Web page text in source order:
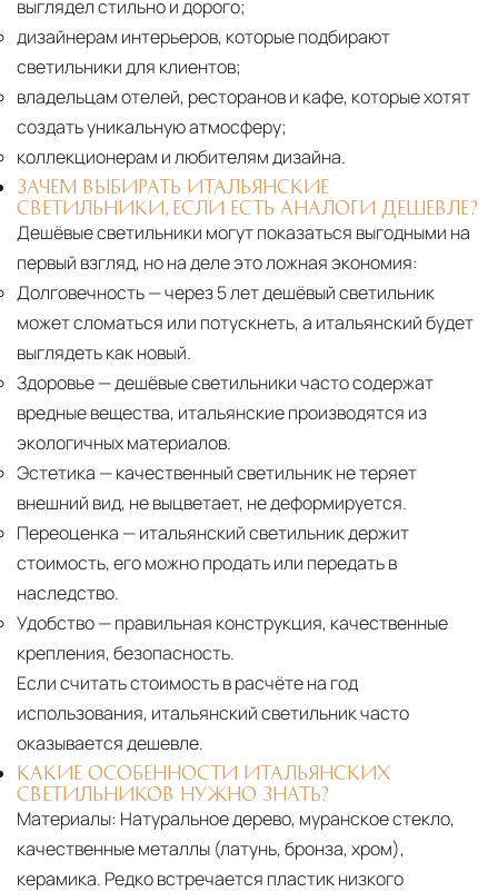
выглядел стильно и дорого;
дизайнерам интерьеров, которые подбирают
светильники для клиентов;
владельцам отелей, ресторанов и кафе, которые хотят
создать уникальную атмосферу;
коллекционерам и любителям дизайна.
ЗАЧЕМ ВЫБИРАТЬ ИТАЛЬЯНСКИЕ
СВЕТИЛЬНИКИ, ЕСЛИ ЕСТЬ АНАЛОГИ ДЕШЕВЛЕ?
Дешёвые светильники могут показаться выгодными на
первый взгляд, но на деле это ложная экономия:
Долговечность— через 5 лет дешёвый светильник
может сломаться или потускнеть, а итальянский будет
выглядеть как новый.
Здоровье— дешёвые светильники часто содержат
вредные вещества, итальянские производятся из
экологичных материалов.
Эстетика — качественный светильник не теряет
внешний вид, не выцветает, не деформируется.
Переоценка — итальянский светильник держит
стоимость, его можно продать или передать в
наследство.
Удобство— правильная конструкция, качественные
крепления, безопасность.
Если считать стоимость в расчёте на год
использования, итальянский светильник часто
оказывается дешевле.
КАКИЕ ОСОБЕННОСТИ ИТАЛЬЯНСКИХ
СВЕТИЛЬНИКОВ НУЖНО ЗНАТЬ?
Материалы: Натуральное дерево, муранское стекло,
качественные металлы (латунь, бронза, хром),
керамика. Редко встречается пластик низкого